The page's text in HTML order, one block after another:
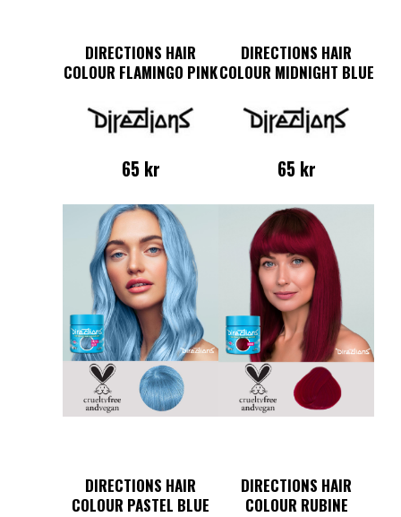
DIRECTIONS HAIR
COLOUR FLAMINGO PINK
65 kr
DIRECTIONS HAIR
COLOUR MIDNIGHT BLUE
65 kr
DIRECTIONS HAIR
COLOUR PASTEL BLUE
DIRECTIONS HAIR
COLOUR RUBINE